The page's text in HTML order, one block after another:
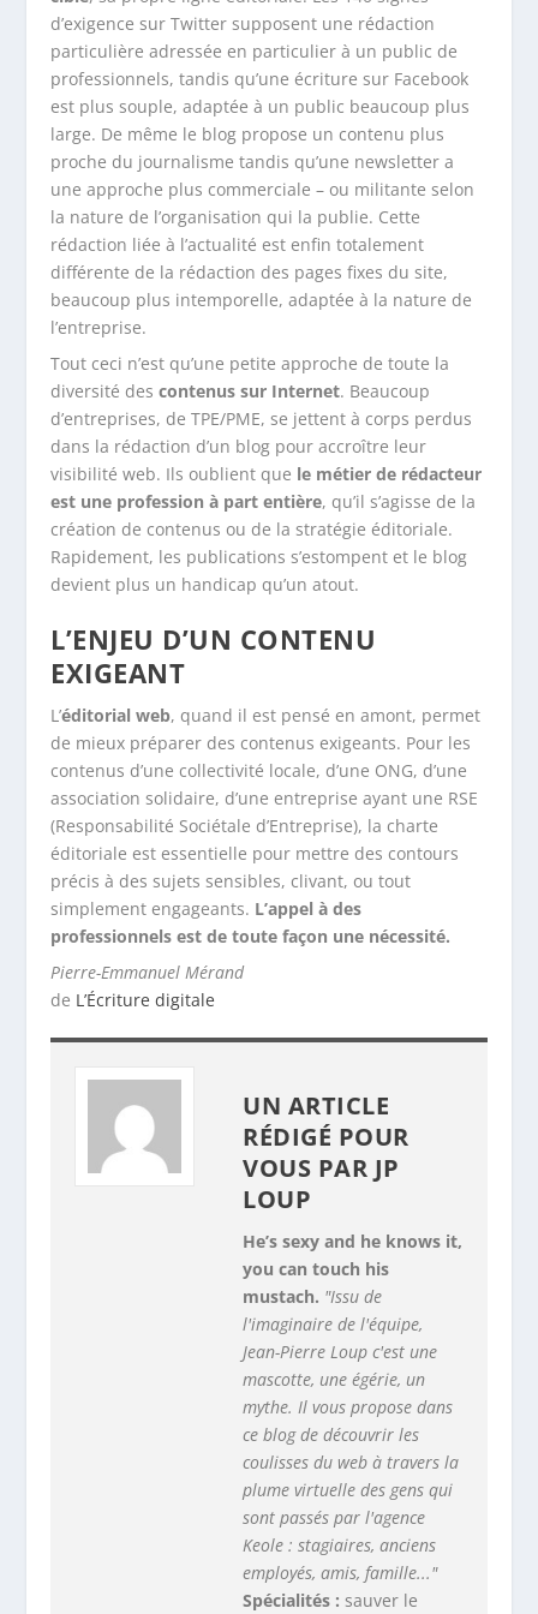
d’exigence sur Twitter supposent une rédaction
particulière adressée en particulier à un public de
professionnels, tandis qu’une écriture sur Facebook
est plus souple, adaptée à un public beaucoup plus
large. De même le blog propose un contenu plus
proche du journalisme tandis qu’une newsletter a
une approche plus commerciale – ou militante selon
la nature de l’organisation qui la publie. Cette
rédaction liée à l’actualité est enfin totalement
différente de la rédaction des pages fixes du site,
beaucoup plus intemporelle, adaptée à la nature de
l’entreprise.
Tout ceci n’est qu’une petite approche de toute la
diversité descontenus sur Internet. Beaucoup
d’entreprises, de TPE/PME, se jettent à corps perdus
dans la rédaction d’un blog pour accroître leur
visibilité web. Ils oublient que le métier de rédacteur
est une profession à part entière, qu’il s’agisse de la
création de contenus ou de la stratégie éditoriale.
Rapidement, les publications s’estompent et le blog
devient plus un handicap qu’un atout.
L’ENJEU D’UN CONTENU
EXIGEANT
L’éditorial web, quand il est pensé en amont, permet
de mieux préparer des contenus exigeants. Pour les
contenus d’une collectivité locale, d’une ONG, d’une
association solidaire, d’une entreprise ayant une RSE
(Responsabilité Sociétale d’Entreprise), la charte
éditoriale est essentielle pour mettre des contours
précis à des sujets sensibles, clivant, ou tout
simplement engageants. L’appel à des
professionnels est de toute façon une nécessité.
Pierre-Emmanuel Mérand
de L’Écriture digitale
UN ARTICLE
RÉDIGÉ POUR
VOUS PAR JP
LOUP
He’s sexy and he knows it,
you can touch his
mustach. "Issu de
l'imaginaire de l'équipe,
Jean-Pierre Loup c'est une
mascotte, une égérie, un
mythe. Il vous propose dans
ce blog de découvrir les
coulisses du web à travers la
plume virtuelle des gens qui
sont passés par l'agence
Keole : stagiaires, anciens
employés, amis, famille..."
Spécialités : sauver le